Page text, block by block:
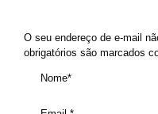
O seu endereço de e-mail
obrigatórios são marcados